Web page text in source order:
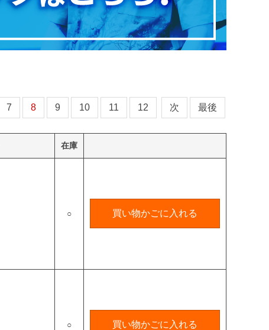
7 8 9 10 11 12 次 最後
在庫
○ 買い物かごに入れる
○ 買い物かごに入れる